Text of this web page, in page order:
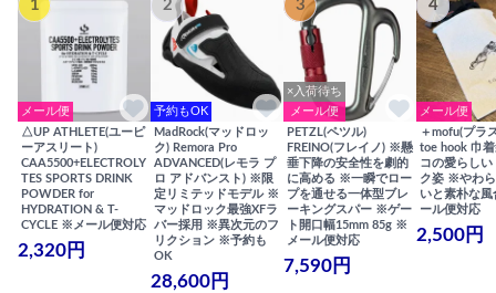
1
メール便
△UP ATHLETE(ユーピ
ーアスリート)
CAA5500+ELECTROLY
TES SPORTS DRINK
POWDER for
HYDRATION & T-
CYCLE ※メール便対応
2,320円
2
予約もOK
MadRock(マッドロッ
ク) Remora Pro
ADVANCED(レモラ プ
ロ アドバンスト) ※限
定リミテッドモデル ※
マッドロック最強XFラ
バー採用 ※異次元のフ
リクション ※予約も
OK
28,600円
3
×入荷待ち
メール便
PETZL(ペツル)
FREINO(フレイノ) ※懸
垂下降の安全性を劇的
に高める ※一瞬でロー
プを通せる一体型ブレ
ーキングスパー ※ゲー
ト開口幅15mm 85g ※
メール便対応
7,590円
4
メール便
＋mofu(プラ
toe hook 巾
コの愛らしい
ク姿 ※やわ
いと素朴な
ール便対応
2,500円